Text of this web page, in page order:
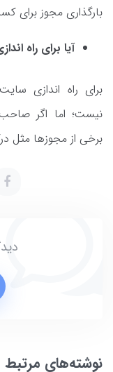
بارگذاری مجوز برای
آیا برای راه
برای راه اندازی
نیست؛ اما اگر صاحب
برخی از مجوزها مثل
نوشته‌های مرتبط